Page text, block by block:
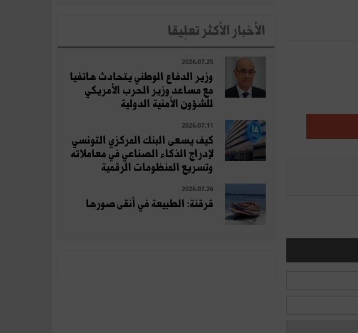
الأخبار الأكثر تعلِيقا
2026.07.25
وزير الدفاع الوطني يتحادث هاتفيا
مع مساعد وزير الحرب الأمريكي
للشؤون الأمنية الدولية
2026.07.11
كيف يسعى البنك المركزي التونسي
لإدراج الذكاء الصناعي في معاملاته
وتسريع المنظومات الرقمية
2026.07.26
قرقنة: الطبيعة في أنقى صورها